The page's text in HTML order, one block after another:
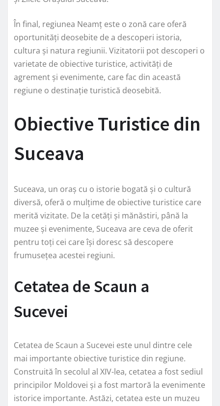
În final, regiunea Neamț este o zonă care oferă
oportunități deosebite de a descoperi istoria,
cultura și natura regiunii. Vizitatorii pot descoperi o
varietate de obiective turistice, activități de
agrement și evenimente, care fac din această
regiune o destinație turistică deosebită.
Obiective Turistice din
Suceava
Suceava, un oraș cu o istorie bogată și o cultură
diversă, oferă o mulțime de obiective turistice care
merită vizitate. De la cetăți și mănăstiri, până la
muzee și evenimente, Suceava are ceva de oferit
pentru toți cei care își doresc să descopere
frumusețea acestei regiuni.
Cetatea de Scaun a
Sucevei
Cetatea de Scaun a Sucevei este unul dintre cele
mai importante obiective turistice din regiune.
Construită în secolul al XIV-lea, cetatea a fost sediul
principilor Moldovei și a fost martoră la evenimente
istorice importante. Astăzi, cetatea este un muzeu